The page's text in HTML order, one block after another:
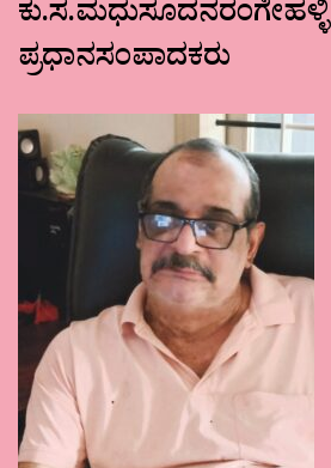
ಕು.ಸ.ಮಧುಸೂದನರಂಗೇಹಳ್ಳಿ
ಪ್ರಧಾನಸಂಪಾದಕರು